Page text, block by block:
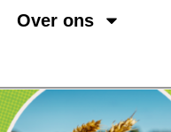
Over ons